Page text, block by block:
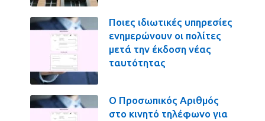
Ποιες ιδιωτικές υπηρεσίες
ενημερώνουν οι πολίτες
μετά την έκδοση νέας
ταυτότητας
Ο Προσωπικός Αριθμός
στο κινητό τηλέφωνο για